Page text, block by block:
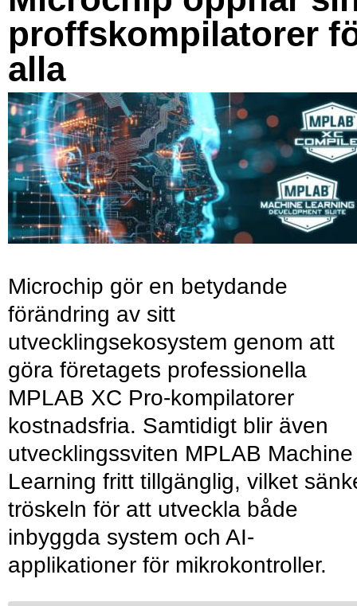
proffskompilatorer
alla
Microchip gör en betydande
förändring av sitt
utvecklingsekosystem genom att
göra företagets professionella
MPLAB XC Pro-kompilatorer
kostnadsfria. Samtidigt blir även
utvecklingssviten MPLAB Machine
Learning fritt tillgänglig, vilket
tröskeln för att utveckla både
inbyggda system och AI-
applikationer för mikrokontroller.